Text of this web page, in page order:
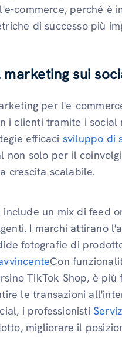
commerce, perché
di successo più
marketing sui
per l'e-
i clienti tramite i
efficaci sviluppo di
non solo per il
crescita scalabile.
include un mix di feed
I marchi attirano
fotografie di
Con
TikTok Shop, è
le transazioni
i professionisti
migliorare il